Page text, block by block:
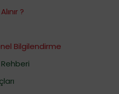
?
Bilgilendirme